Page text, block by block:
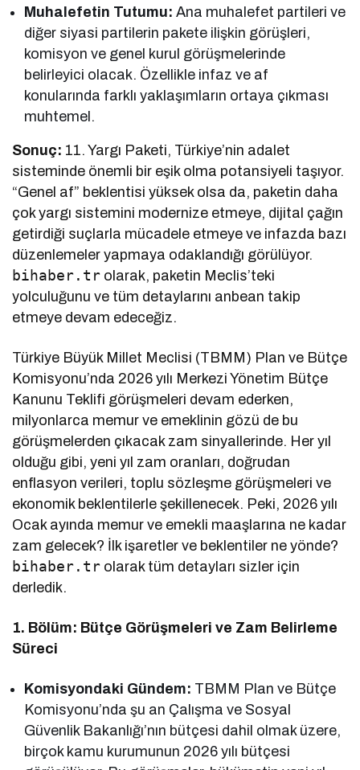
Muhalefetin Tutumu: Ana muhalefet partileri ve
diğer siyasi partilerin pakete ilişkin görüşleri,
komisyon ve genel kurul görüşmelerinde
belirleyici olacak. Özellikle infaz ve af
konularında farklı yaklaşımların ortaya çıkması
muhtemel.
Sonuç: 11. Yargı Paketi, Türkiye’nin adalet
sisteminde önemli bir eşik olma potansiyeli taşıyor.
“Genel af” beklentisi yüksek olsa da, paketin daha
çok yargı sistemini modernize etmeye, dijital çağın
getirdiği suçlarla mücadele etmeye ve infazda bazı
düzenlemeler yapmaya odaklandığı görülüyor.
bihaber.tr olarak, paketin Meclis’teki
yolculuğunu ve tüm detaylarını anbean takip
etmeye devam edeceğiz.
Türkiye Büyük Millet Meclisi (TBMM) Plan ve Bütçe
Komisyonu’nda 2026 yılı Merkezi Yönetim Bütçe
Kanunu Teklifi görüşmeleri devam ederken,
milyonlarca memur ve emeklinin gözü de bu
görüşmelerden çıkacak zam sinyallerinde. Her yıl
olduğu gibi, yeni yıl zam oranları, doğrudan
enflasyon verileri, toplu sözleşme görüşmeleri ve
ekonomik beklentilerle şekillenecek. Peki, 2026 yılı
Ocak ayında memur ve emekli maaşlarına ne kadar
zam gelecek? İlk işaretler ve beklentiler ne yönde?
bihaber.tr olarak tüm detayları sizler için
derledik.
1. Bölüm: Bütçe Görüşmeleri ve Zam Belirleme
Süreci
Komisyondaki Gündem: TBMM Plan ve Bütçe
Komisyonu’nda şu an Çalışma ve Sosyal
Güvenlik Bakanlığı’nın bütçesi dahil olmak üzere,
birçok kamu kurumunun 2026 yılı bütçesi